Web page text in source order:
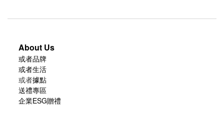
About Us
或者品牌
或者生活
或者據點
送禮專區
企業ESG贈禮